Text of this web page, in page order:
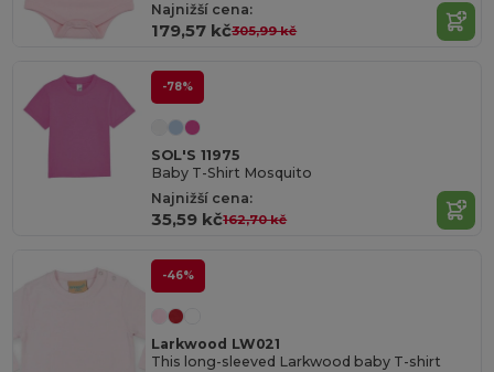
Najnižší cena:
179,57 kč305,99 kč
-78%
SOL'S 11975
Baby T-Shirt Mosquito
Najnižší cena:
35,59 kč162,70 kč
-46%
Larkwood LW021
This long-sleeved Larkwood baby T-shirt